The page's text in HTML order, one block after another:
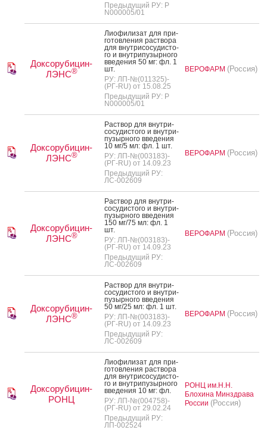
Предыдущий РУ: Р
N000005/01
Доксорубицин-
ЛЭНС®
Ли­офи­лизат для при­
готов­ле­ния рас­тво­ра
для внут­ри­сосу­дис­то­
го и внут­ри­пузыр­но­го
вве­дения 50 мг: фл. 1
шт.
РУ: ЛП-№(011325)-
(РГ-RU) от 15.08.25
Предыдущий РУ: Р
N000005/01
ВЕРОФАРМ (Россия)
Доксорубицин-
ЛЭНС®
Рас­твор для внут­ри­
сосу­дис­то­го и внут­ри­
пузыр­но­го вве­дения
10 мг/5 мл: фл. 1 шт.
РУ: ЛП-№(003183)-
(РГ-RU) от 14.09.23
Предыдущий РУ:
ЛС-002609
ВЕРОФАРМ (Россия)
Доксорубицин-
ЛЭНС®
Рас­твор для внут­ри­
сосу­дис­то­го и внут­ри­
пузыр­но­го вве­дения
150 мг/75 мл: фл. 1
шт.
РУ: ЛП-№(003183)-
(РГ-RU) от 14.09.23
Предыдущий РУ:
ЛС-002609
ВЕРОФАРМ (Россия)
Доксорубицин-
ЛЭНС®
Рас­твор для внут­ри­
сосу­дис­то­го и внут­ри­
пузыр­но­го вве­дения
50 мг/25 мл: фл. 1 шт.
РУ: ЛП-№(003183)-
(РГ-RU) от 14.09.23
Предыдущий РУ:
ЛС-002609
ВЕРОФАРМ (Россия)
Доксорубицин-
РОНЦ
Ли­офи­лизат для при­
готов­ле­ния рас­тво­ра
для внут­ри­сосу­дис­то­
го и внут­ри­пузыр­но­го
вве­дения 10 мг: фл.
РУ: ЛП-№(004758)-
(РГ-RU) от 29.02.24
Предыдущий РУ:
ЛП-002524
РОНЦ им.Н.Н.
Блохина Минздрава
России (Россия)